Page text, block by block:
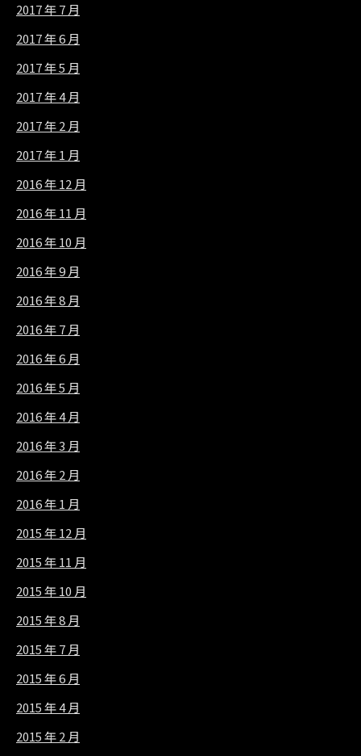
2017 年 7 月
2017 年 6 月
2017 年 5 月
2017 年 4 月
2017 年 2 月
2017 年 1 月
2016 年 12 月
2016 年 11 月
2016 年 10 月
2016 年 9 月
2016 年 8 月
2016 年 7 月
2016 年 6 月
2016 年 5 月
2016 年 4 月
2016 年 3 月
2016 年 2 月
2016 年 1 月
2015 年 12 月
2015 年 11 月
2015 年 10 月
2015 年 8 月
2015 年 7 月
2015 年 6 月
2015 年 4 月
2015 年 2 月